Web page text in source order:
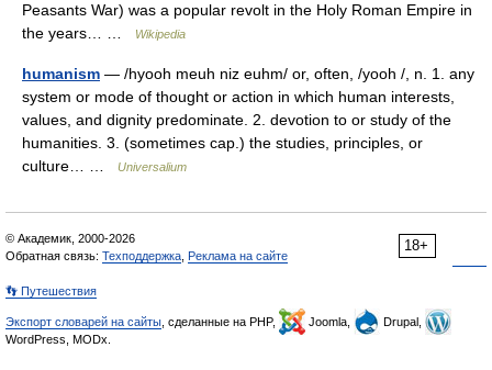
Peasants War) was a popular revolt in the Holy Roman Empire in
the years… …
Wikipedia
humanism — /hyooh meuh niz euhm/ or, often, /yooh /, n. 1. any
system or mode of thought or action in which human interests,
values, and dignity predominate. 2. devotion to or study of the
humanities. 3. (sometimes cap.) the studies, principles, or
culture… …
Universalium
18+
© Академик, 2000-2026
Обратная связь: Техподдержка Реклама на сайте
👣 Путешествия
Экспорт словарей на сайты , сделанные на PHP, Joomla,
Drupal,
WordPress, MODx.